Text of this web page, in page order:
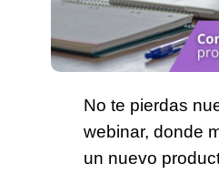
No te pierdas
webinar, donde
un nuevo